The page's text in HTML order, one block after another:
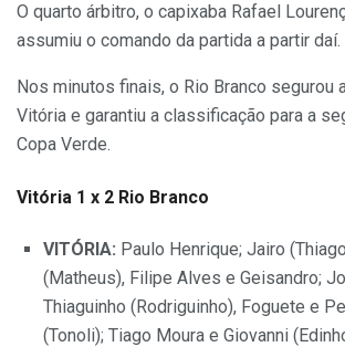
O quarto árbitro, o capixaba Rafael
assumiu o comando da partida a partir daí.
Nos minutos finais, o Rio Branco segurou
Vitória e garantiu a classificação para a
Copa Verde.
Vitória 1 x 2 Rio Branco
VITÓRIA: Paulo Henrique; Jairo
(Matheus), Filipe Alves e Geisandro;
Thiaguinho (Rodriguinho), Foguete e
(Tonoli); Tiago Moura e Giovanni